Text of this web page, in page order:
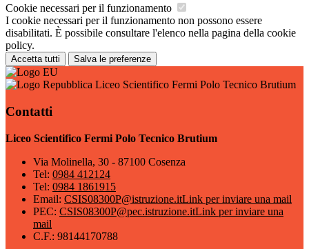
Cookie necessari per il funzionamento
I cookie necessari per il funzionamento non possono essere
disabilitati. È possibile consultare l'elenco nella pagina della cookie
policy.
Accetta tutti Salva le preferenze
Liceo Scientifico Fermi Polo Tecnico Brutium
Contatti
Liceo Scientifico Fermi Polo Tecnico Brutium
Via Molinella, 30 - 87100 Cosenza
Tel: 0984 412124
Tel: 0984 1861915
Email: CSIS08300P@istruzione.itLink per inviare una mail
PEC: CSIS08300P@pec.istruzione.itLink per inviare una
mail
C.F.: 98144170788